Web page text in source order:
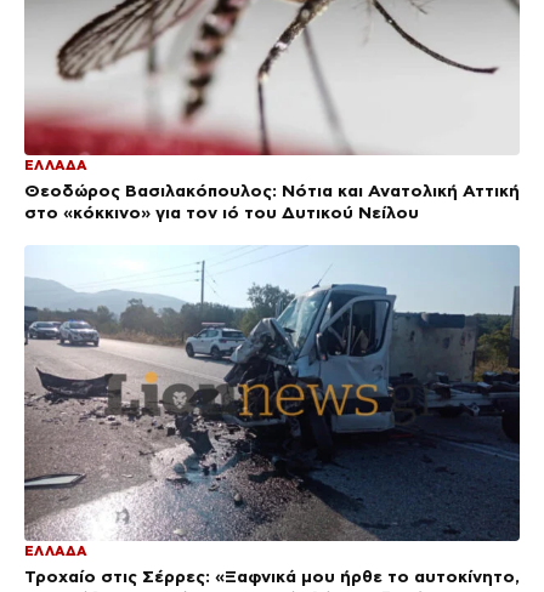
ΕΛΛΑΔΑ
Θεοδώρος Βασιλακόπουλος: Νότια και Ανατολική Αττική
στο «κόκκινο» για τον ιό του Δυτικού Νείλου
ΕΛΛΑΔΑ
Τροχαίο στις Σέρρες: «Ξαφνικά μου ήρθε το αυτοκίνητο,